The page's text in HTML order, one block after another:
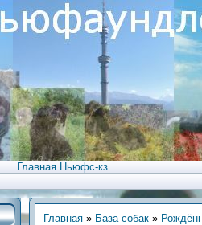
Главная Ньюфс-кз
Главная » База собак »